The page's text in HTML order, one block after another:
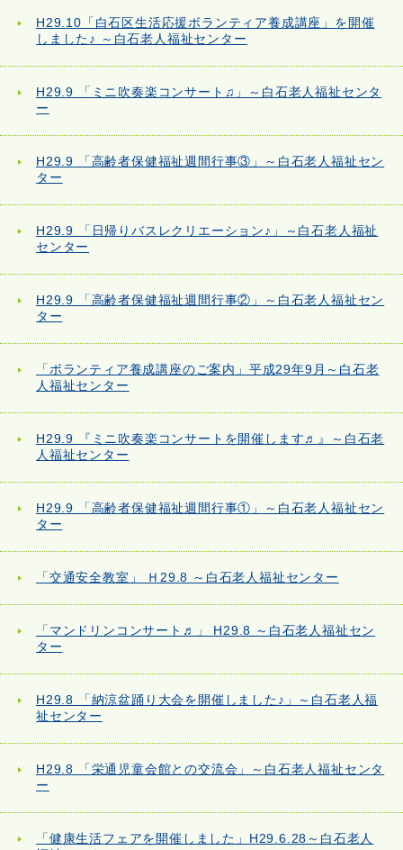
H29.10「白石区生活応援ボランティア養成講座」を開催
しました♪ ～白石老人福祉センター
H29.9 「ミニ吹奏楽コンサート♫」～白石老人福祉センタ
ー
H29.9 「高齢者保健福祉週間行事③」～白石老人福祉セン
ター
H29.9 「日帰りバスレクリエーション♪」～白石老人福祉
センター
H29.9 「高齢者保健福祉週間行事②」～白石老人福祉セン
ター
「ボランティア養成講座のご案内」平成29年9月～白石老
人福祉センター
H29.9 『ミニ吹奏楽コンサートを開催します♬』～白石老
人福祉センター
H29.9 「高齢者保健福祉週間行事①」～白石老人福祉セン
ター
「交通安全教室」 Ｈ29.8 ～白石老人福祉センター
「マンドリンコンサート♬」 H29.8 ～白石老人福祉セン
ター
H29.8 「納涼盆踊り大会を開催しました♪」～白石老人福
祉センター
H29.8 「栄通児童会館との交流会」～白石老人福祉センタ
ー
「健康生活フェアを開催しました」H29.6.28～白石老人